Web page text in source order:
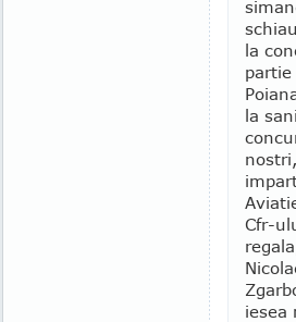
la
partie
la
Cfr-
iesea